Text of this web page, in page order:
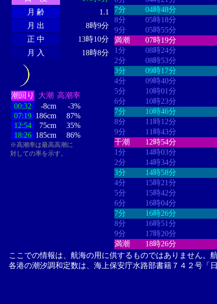
月 齢
1.1
月 出
8時9分
正 中
13時10分
月 入
18時8分
潮回り 大潮 高潮率
00:32
-8cm
-3%
07:19 186cm
87%
12:54
75cm
35%
18:26 185cm 86%
※高潮率は最高高潮に
対しての率を示す。
7分
04時48分
8分
05時18分
9分
05時55分
満潮
07時19分
1分
08時24分
2分
08時53分
3分
09時17分
4分
09時40分
5分
10時01分
6分
10時23分
7分
10時46分
8分
11時12分
9分
11時43分
干潮
12時54分
1分
14時03分
2分
14時34分
3分
14時58分
4分
15時21分
5分
15時42分
6分
16時04分
7分
16時26分
8分
16時51分
9分
17時20分
満潮
18時26分
ここでの情報は、航海の用に供するものではありません。
各港の潮汐調和定数は、海上保安庁水路部書籍７４２号「